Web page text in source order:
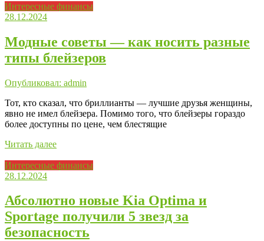
Интересные финансы
28.12.2024
Модные советы — как носить разные
типы блейзеров
Опубликовал: admin
Тот, кто сказал, что бриллианты — лучшие друзья женщины,
явно не имел блейзера. Помимо того, что блейзеры гораздо
более доступны по цене, чем блестящие
Читать далее
Интересные финансы
28.12.2024
Абсолютно новые Kia Optima и
Sportage получили 5 звезд за
безопасность